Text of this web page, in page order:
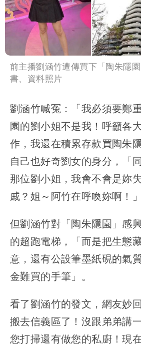
前主播劉涵竹遭傳買下「陶朱隱
書、資料照片
劉涵竹喊冤：「我必須要鄭
園的劉小姐不是我！呼籲各
作，我還在積累存款買陶朱
自己也好奇劉女的身分，「
那位劉小姐，我會不會是妳
戚？姐～阿竹在呼喚妳啊！」
但劉涵竹對「陶朱隱園」感
的超跑電梯，「而是把生態
意，還有公設筆墨紙硯的氣
金難買的手筆」。
看了劉涵竹的發文，網友妙
搬去信義區了！沒跟弟弟講
您打掃還有做您的私廚！現